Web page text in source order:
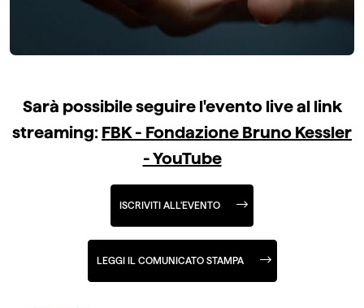
Sarà possibile seguire l'evento live al link
streaming: FBK - Fondazione Bruno Kessler
- YouTube
ISCRIVITI ALL'EVENTO
LEGGI IL COMUNICATO STAMPA